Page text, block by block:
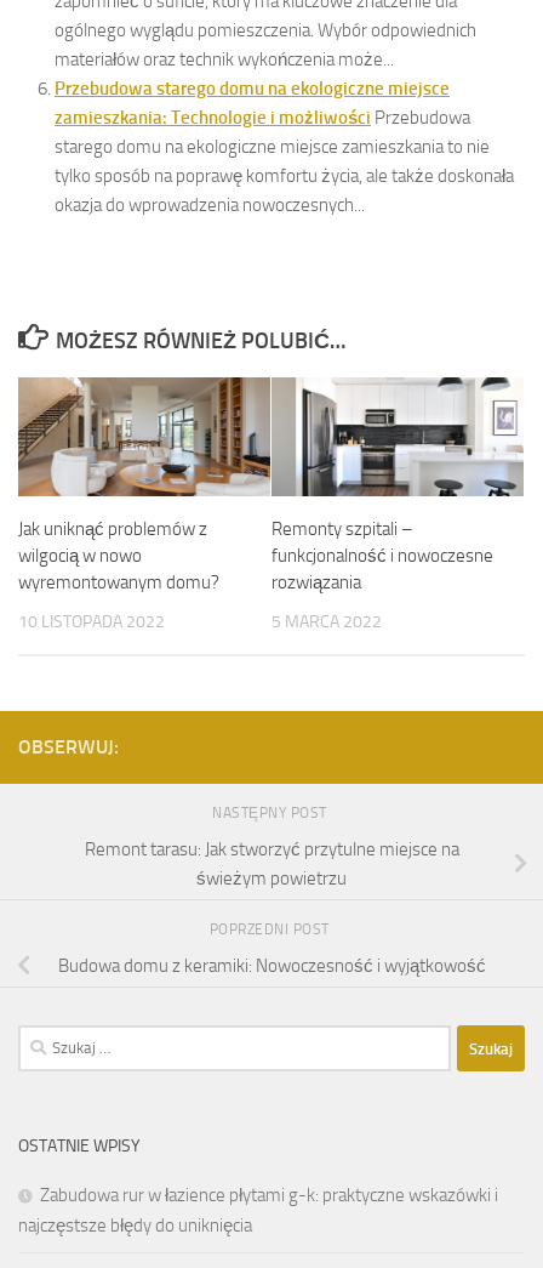
ogólnego wyglądu pomieszczenia. Wybór odpowiednich
materiałów oraz technik wykończenia może...
Przebudowa starego domu na ekologiczne miejsce
zamieszkania: Technologie i możliwości Przebudowa
starego domu na ekologiczne miejsce zamieszkania to nie
tylko sposób na poprawę komfortu życia, ale także doskonała
okazja do wprowadzenia nowoczesnych...
MOŻESZ RÓWNIEŻ POLUBIĆ…
Jak uniknąć problemów z
wilgocią w nowo
wyremontowanym domu?
10 LISTOPADA 2022
Remonty szpitali –
funkcjonalność i nowoczesne
rozwiązania
5 MARCA 2022
OBSERWUJ:
NASTĘPNY POST
Remont tarasu: Jak stworzyć przytulne miejsce na
świeżym powietrzu
POPRZEDNI POST
Budowa domu z keramiki: Nowoczesność i wyjątkowość
Szukaj:
OSTATNIE WPISY
Zabudowa rur w łazience płytami g-k: praktyczne wskazówki i
najczęstsze błędy do uniknięcia